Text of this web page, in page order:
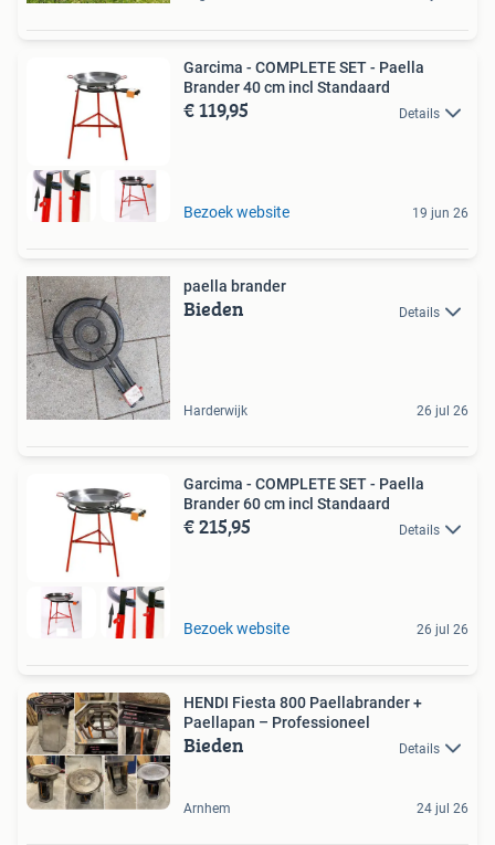
Garcima - COMPLETE SET - Paella
Brander 40 cm incl Standaard
€ 119,95 Details
Bezoek website 19 jun 26
paella brander
Bieden Details
Harderwijk 26 jul 26
Garcima - COMPLETE SET - Paella
Brander 60 cm incl Standaard
€ 215,95 Details
Bezoek website 26 jul 26
HENDI Fiesta 800 Paellabrander +
Paellapan – Professioneel
Bieden Details
Arnhem 24 jul 26